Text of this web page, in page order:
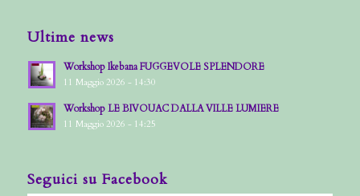
Ultime news
Workshop Ikebana FUGGEVOLE SPLENDORE
11 Maggio 2026 - 14:30
Workshop LE BIVOUAC DALLA VILLE LUMIERE
11 Maggio 2026 - 14:25
Seguici su Facebook